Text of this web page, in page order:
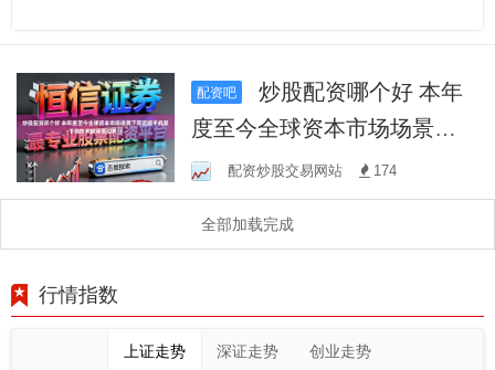
配资吧
炒股配资哪个好 本年
度至今全球资本市场场景下
同花顺手机版下载的风险承
受边界分
配资炒股交易网站 174
全部加载完成
行情指数
上证走势 深证走势 创业走势